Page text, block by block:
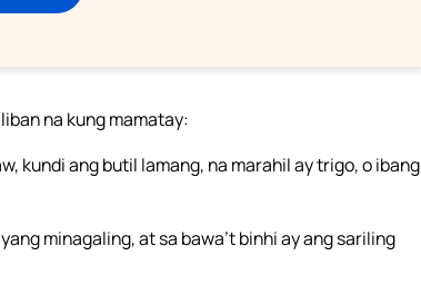
na kung mamatay:
kundi ang butil lamang, na marahil ay trigo, o ibang
minagaling, at sa bawa’t binhi ay ang sariling